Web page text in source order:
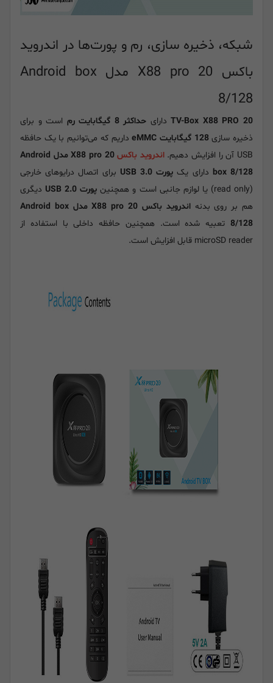
شبکه، ذخیره سازی، رم و پورت‌ها در اندروید
باکس X88 pro 20 مدل Android box
8/128
TV-Box X88 PRO 20دارای حداکثر 8 گیگابایت رم
است و برای
ذخیره سازی128 گیگابایت eMMC
داریم که می‌توانیم با یک حافظه
USB آن را افزایش دهیم.
اندروید باکس
X88 pro 20 مدل Android
box 8/128 دارای یک پورت USB 3.0
برای اتصال درایوهای خارجی
(read only) یا لوازم جانبی است و همچنین
پورت USB 2.0
دیگری
هم بر روی بدنه
اندروید باکس X88 pro 20 مدل Android box
8/128 تعبیه شده است. همچنین حافظه داخلی با استفاده از
microSD reader قابل افزایش است.